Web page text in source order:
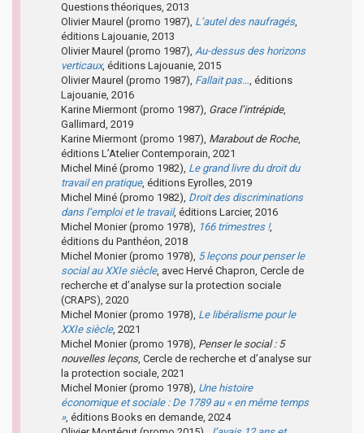
Questions théoriques, 2013
Olivier Maurel (promo 1987), L’autel des naufragés,
éditions Lajouanie, 2013
Olivier Maurel (promo 1987), Au-dessus des horizons
verticaux, éditions Lajouanie, 2015
Olivier Maurel (promo 1987), Fallait pas…, éditions
Lajouanie, 2016
Karine Miermont (promo 1987), Grace l’intrépide,
Gallimard, 2019
Karine Miermont (promo 1987), Marabout de Roche,
éditions L’Atelier Contemporain, 2021
Michel Miné (promo 1982), Le grand livre du droit du
travail en pratique, éditions Eyrolles, 2019
Michel Miné (promo 1982), Droit des discriminations
dans l’emploi et le travail, éditions Larcier, 2016
Michel Monier (promo 1978), 166 trimestres !,
éditions du Panthéon, 2018
Michel Monier (promo 1978), 5 leçons pour penser le
social au XXIe siècle, avec Hervé Chapron, Cercle de
recherche et d’analyse sur la protection sociale
(CRAPS), 2020
Michel Monier (promo 1978), Le libéralisme pour le
XXIe siècle, 2021
Michel Monier (promo 1978), Penser le social : 5
nouvelles leçons, Cercle de recherche et d’analyse sur
la protection sociale, 2021
Michel Monier (promo 1978), Une histoire
économique et sociale : De 1789 au « en même temps
», éditions Books en demande, 2024